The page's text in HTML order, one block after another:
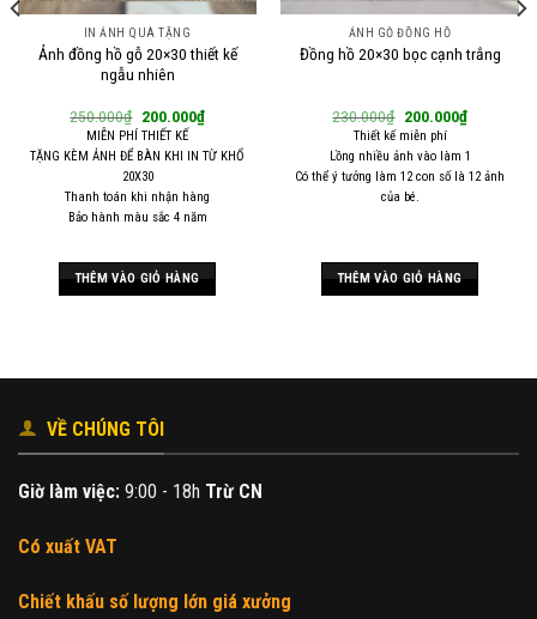
IN ẢNH QUÀ TẶNG
Ảnh đồng hồ gỗ 20×30 thiết kế
ngẫu nhiên
250.000₫ Giá
gốc
là:
250.000₫.
200.000₫Giá
hiện
tại
là:
MIỄN PHÍ THIẾT KẾ
TẶNG KÈM ẢNH ĐỂ BÀN KHI IN TỪ KHỔ
20X30
Thanh toán khi nhận hàng
Bảo hành màu sắc 4 năm
THÊM VÀO GIỎ HÀNG
ẢNH GỖ ĐỒNG HỒ
Đồng hồ 20×30 bọc cạnh trắng
230.000₫ Giá
gốc
là:
230.000₫.
200.000₫Giá
hiện
tại
là:
200.000₫.
Thiết kế miễn phí
Lồng nhiều ảnh vào làm 1
Có thể ý tưởng làm 12 con số là 12 ảnh
của bé.
THÊM VÀO GIỎ HÀNG
VỀ CHÚNG TÔI
Giờ làm việc: 9:00 - 18h Trừ CN
Có xuất VAT
Chiết khấu số lượng lớn giá xưởng